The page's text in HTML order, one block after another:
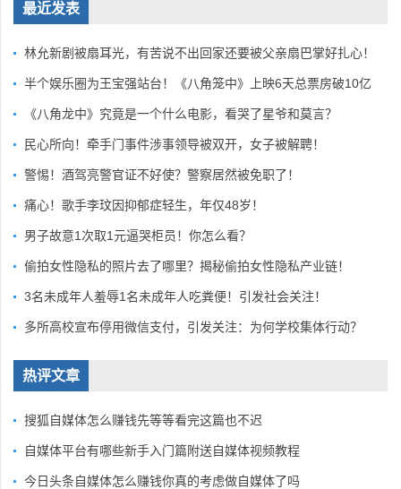
最近发表
林允新剧被扇耳光，有苦说不出回家还要被父亲扇巴掌好扎心！
半个娱乐圈为王宝强站台！《八角笼中》上映6天总票房破10亿
《八角龙中》究竟是一个什么电影，看哭了星爷和莫言？
民心所向！牵手门事件涉事领导被双开，女子被解聘！
警惕！酒驾亮警官证不好使？警察居然被免职了！
痛心！歌手李玟因抑郁症轻生，年仅48岁！
男子故意1次取1元逼哭柜员！你怎么看？
偷拍女性隐私的照片去了哪里？揭秘偷拍女性隐私产业链！
3名未成年人羞辱1名未成年人吃粪便！引发社会关注！
多所高校宣布停用微信支付，引发关注：为何学校集体行动？
热评文章
搜狐自媒体怎么赚钱先等等看完这篇也不迟
自媒体平台有哪些新手入门篇附送自媒体视频教程
今日头条自媒体怎么赚钱你真的考虑做自媒体了吗